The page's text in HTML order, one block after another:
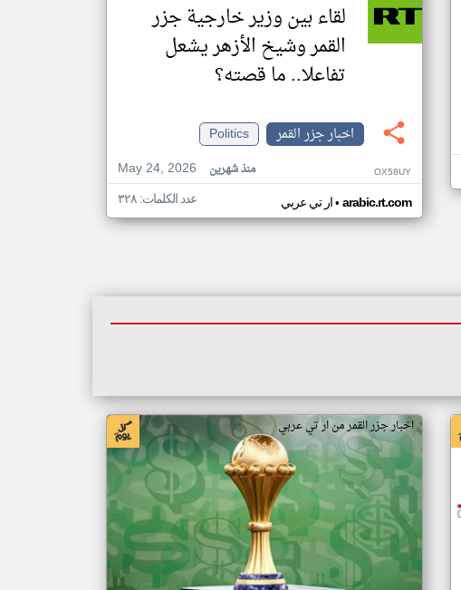
لقاء بين وزير خارجية جزر
القمر وشيخ الأزهر يشعل
تفاعلا.. ما قصته؟
اخبار جزر القمر
Politics
May 24, 2026
منذ شهرين OX58UY
ار تي عربي• arabic.rt.com عدد الكلمات: ٣٢٨
اخبار جزر القمر من ار تي عربي